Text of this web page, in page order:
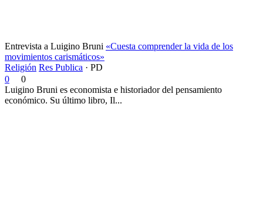
Entrevista a Luigino Bruni «Cuesta comprender la vida de los
movimientos carismáticos»
Religión Res Publica · PD
0
0
Luigino Bruni es economista e historiador del pensamiento
económico. Su último libro, Il...